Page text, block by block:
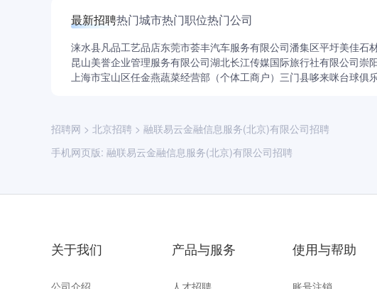
最新招聘热门城市热门职位热门公司
涞水县凡品工艺品店东莞市荟丰汽车服务有限公司潘集区平圩美佳石
昆山美誉企业管理服务有限公司湖北长江传媒国际旅行社有限公司崇
上海市宝山区任金燕蔬菜经营部（个体工商户） 三门县哆来咪台球俱
招聘网 > 北京招聘 > 融联易云金融信息服务(北京)有限公司招聘
手机网页版: 融联易云金融信息服务(北京)有限公司招聘
关于我们
公司介绍
产品与服务
人才招聘
使用与帮助
账号注销